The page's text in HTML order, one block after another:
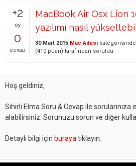
+2
oy
0
cevap
MacBook Air Osx Lion
yazılımı nasıl
30 Mart 2015 Mac Ailesi kategorisinde
(410 puan) tarafından soruldu
Hoş geldiniz,
Sihirli Elma Soru & Cevap ile sorularınıza
alabilirsiniz. Sorunuzu sorun ve diğer
Detaylı bilgi için buraya tıklayın.